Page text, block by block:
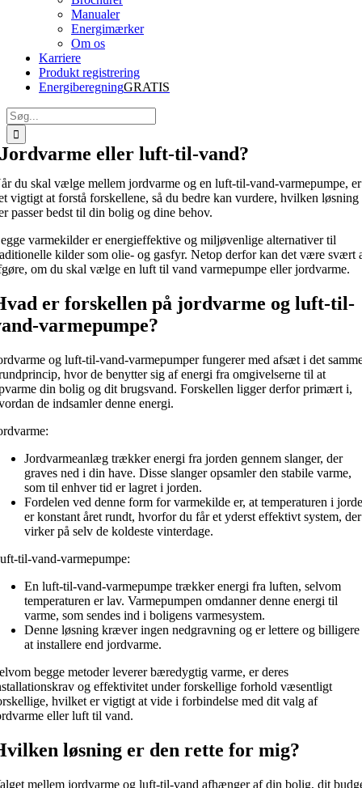
Manualer
Energimærker
Om os
Karriere
Produkt registrering
EnergiberegningGRATIS
Søg
efter:
Jordvarme eller luft-til-vand?
du skal vælge mellem jordvarme og en luft-til-vand-varmepumpe, er
vigtigt at forstå forskellene, så du bedre kan vurdere, hvilken løsning
passer bedst til din bolig og dine behov.
varmekilder er energieffektive og miljøvenlige alternativer til
kilder som olie- og gasfyr. Netop derfor kan det være svært
om du skal vælge en luft til vand varmepumpe eller jordvarme.
er forskellen på jordvarme og luft-til-
varmepumpe?
og luft-til-vand-varmepumper fungerer med afsæt i det
hvor de benytter sig af energi fra omgivelserne til at
din bolig og dit brugsvand. Forskellen ligger derfor primært i,
de indsamler denne energi.
Jordvarmeanlæg trækker energi fra jorden gennem slanger, der
graves ned i din have. Disse slanger opsamler den stabile varme,
som til enhver tid er lagret i jorden.
Fordelen ved denne form for varmekilde er, at temperaturen i
er konstant året rundt, hvorfor du får et yderst effektivt system, der
virker på selv de koldeste vinterdage.
til-vand-varmepumpe:
En luft-til-vand-varmepumpe trækker energi fra luften, selvom
temperaturen er lav. Varmepumpen omdanner denne energi til
varme, som sendes ind i boligens varmesystem.
Denne løsning kræver ingen nedgravning og er lettere og billigere
at installere end jordvarme.
begge metoder leverer bæredygtig varme, er deres
og effektivitet under forskellige forhold væsentligt
hvilket er vigtigt at vide i forbindelse med dit valg af
eller luft til vand.
løsning er den rette for mig?
mellem jordvarme og luft-til-vand afhænger af din bolig, dit